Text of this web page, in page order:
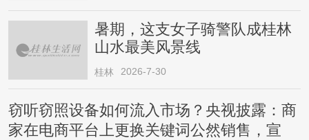
暑期，这支女子骑警队成桂林
山水最美风景线
桂林 2026-7-30
窃听窃照设备如何流入市场？央视披露：商
家在电商平台上更换关键词公然销售，宣